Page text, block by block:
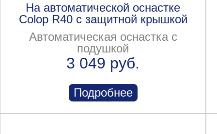
На автоматической оснастке
Colop R40 с защитной крышкой
Автоматическая оснастка с
подушкой
3 049 руб.
Подробнее